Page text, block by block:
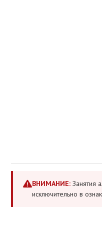
ВНИМАНИЕ: Занятия
исключительно в